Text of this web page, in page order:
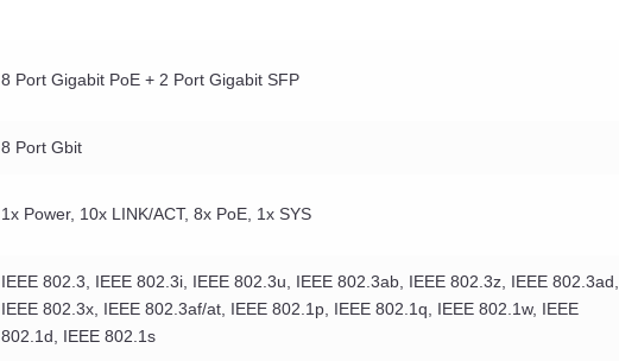
8 Port Gigabit PoE + 2 Port Gigabit SFP
8 Port Gbit
1x Power, 10x LINK/ACT, 8x PoE, 1x SYS
IEEE 802.3, IEEE 802.3i, IEEE 802.3u, IEEE 802.3ab, IEEE 802.3z, IEEE 802.3ad,
IEEE 802.3x, IEEE 802.3af/at, IEEE 802.1p, IEEE 802.1q, IEEE 802.1w, IEEE
802.1d, IEEE 802.1s